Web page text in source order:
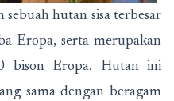
hutan sisa terbesar
Eropa, serta merupakan
bison Eropa. Hutan ini
sama dengan beragam